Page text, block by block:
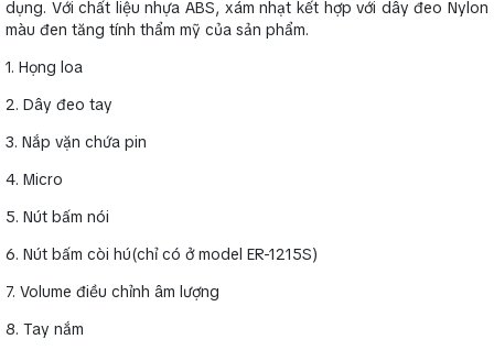
dụng. Với chất liệu nhựa ABS, xám nhạt kết hợp với dây đeo Nylon
màu đen tăng tính thẩm mỹ của sản phẩm.
1. Họng loa
2. Dây đeo tay
3. Nắp vặn chứa pin
4. Micro
5. Nút bấm nói
6. Nút bấm còi hú(chỉ có ở model ER-1215S)
7. Volume điều chỉnh âm lượng
8. Tay nắm